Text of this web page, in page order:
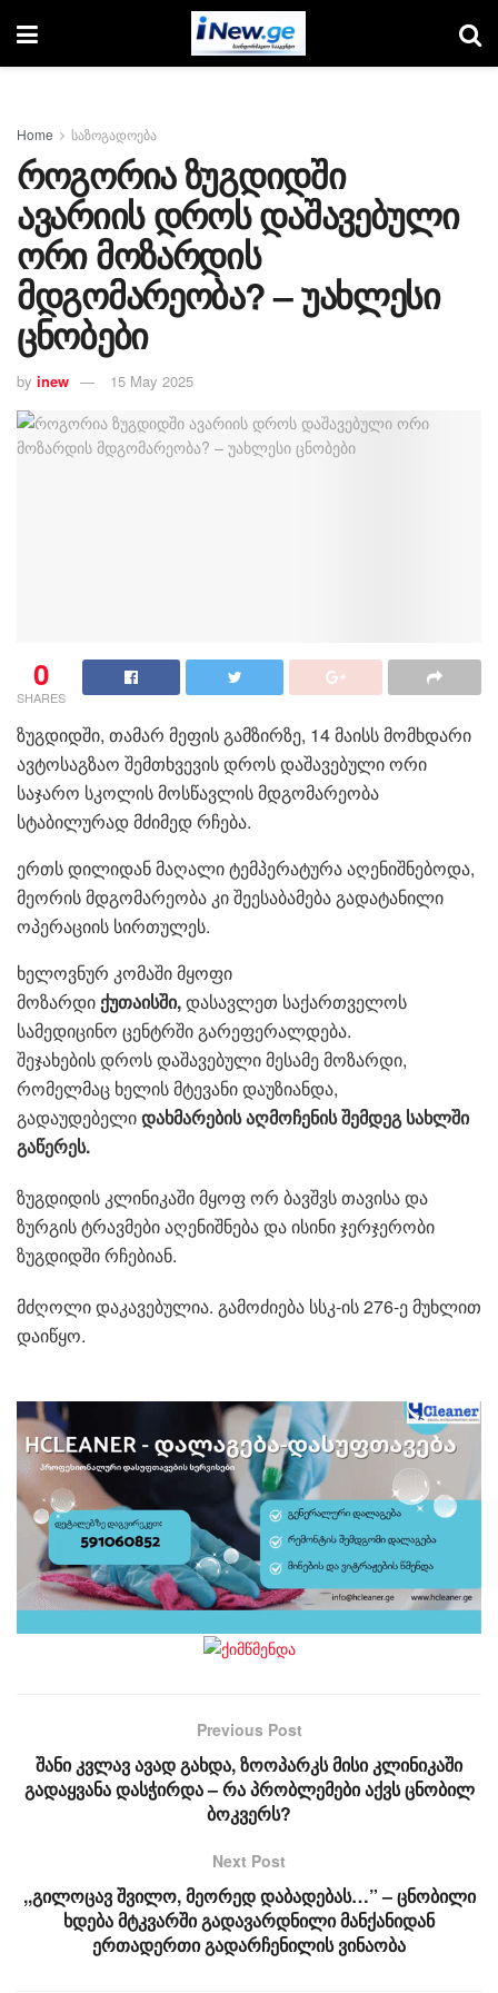
Home საზოგადოება
როგორია ზუგდიდში
ავარიის დროს დაშავებული
ორი მოზარდის
მდგომარეობა? – უახლესი
ცნობები
by inew 15 May 2025
0
SHARES
ზუგდიდში, თამარ მეფის გამზირზე, 14 მაისს მომხდარი
ავტოსაგზაო შემთხვევის დროს დაშავებული ორი
საჯარო სკოლის მოსწავლის მდგომარეობა
სტაბილურად მძიმედ რჩება.
ერთს დილიდან მაღალი ტემპერატურა აღენიშნებოდა,
მეორის მდგომარეობა კი შეესაბამება გადატანილი
ოპერაციის სირთულეს.
ხელოვნურ კომაში მყოფი
მოზარდიქუთაისში,დასავლეთ საქართველოს
სამედიცინო ცენტრში გარეფერალდება.
შეჯახების დროს დაშავებული მესამე მოზარდი,
რომელმაც ხელის მტევანი დაუზიანდა,
გადაუდებელიდახმარების აღმოჩენის შემდეგ სახლში
გაწერეს.
ზუგდიდის კლინიკაში მყოფ ორ ბავშვს თავისა და
ზურგის ტრავმები აღენიშნება და ისინი ჯერჯერობი
ზუგდიდში რჩებიან.
მძღოლი დაკავებულია. გამოძიება სსკ-ის 276-ე მუხლით
დაიწყო.
Previous Post
შანი კვლავ ავად გახდა, ზოოპარკს მისი კლინიკაში
გადაყვანა დასჭირდა – რა პრობლემები აქვს ცნობილ
ბოკვერს?
Next Post
,,გილოცავ შვილო, მეორედ დაბადებას…” – ცნობილი
ხდება მტკვარში გადავარდნილი მანქანიდან
ერთადერთი გადარჩენილის ვინაობა